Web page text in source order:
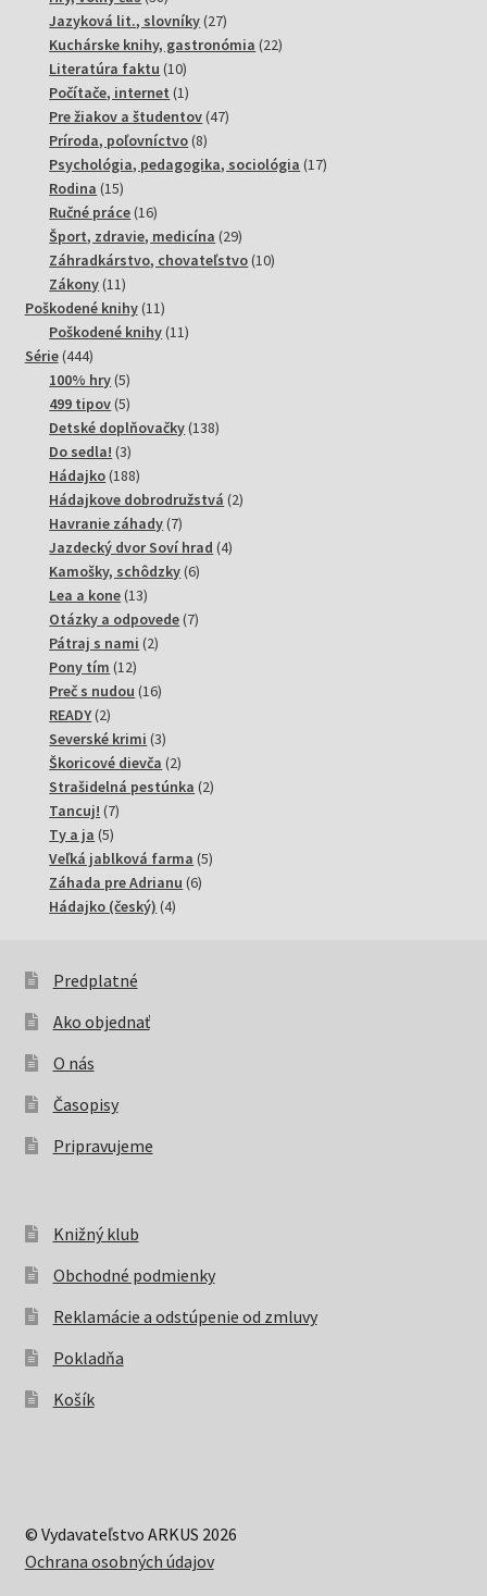
produktov
Jazyková lit., slovníky 2727
produktov
Kuchárske knihy, gastronómia 2222
Literatúra faktu 1010
produktov
Počítače, internet 11
produkt
Pre žiakov a študentov 4747
Príroda, poľovníctvo 88
produktov
Psychológia, pedagogika, sociológia 1717
Rodina 1515
produktov
Ručné práce 1616
produktov
Šport, zdravie, medicína 2929
produktov
Záhradkárstvo, chovateľstvo 1010
Zákony 1111
produktov
Poškodené knihy 1111
produktov
Poškodené knihy 1111
Série 444444
produktov
100% hry 55
produktov
499 tipov 55
produktov
Detské doplňovačky 138138
Do sedla! 33
produkty
Hádajko 188188
produktov
Hádajkove dobrodružstvá 22
Havranie záhady 77
produktov
Jazdecký dvor Soví hrad 44
Kamošky, schôdzky 66
Lea a kone 1313
produktov
Otázky a odpovede 77
Pátraj s nami 22
Pony tím 1212
produktov
Preč s nudou 1616
READY 22
produkty
Severské krimi 33
produkty
Škoricové dievča 22
produkty
Strašidelná pestúnka 22
Tancuj! 77
Ty a ja 55
produktov
Veľká jablková farma 55
Záhada pre Adrianu 66
Hádajko (český) 44
Predplatné
Ako objednať
O nás
Časopisy
Pripravujeme
Knižný klub
Obchodné podmienky
Reklamácie a odstúpenie od zmluvy
Pokladňa
Košík
© Vydavateľstvo ARKUS 2026
Ochrana osobných údajov